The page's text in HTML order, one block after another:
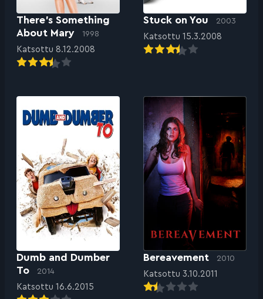
There’s Something
About Mary
1998
Katsottu 8.12.2008
Stuck on You 2003
Katsottu 15.3.2008
Dumb and Dumber
To
2014
Katsottu 16.6.2015
Bereavement 2010
Katsottu 3.10.2011